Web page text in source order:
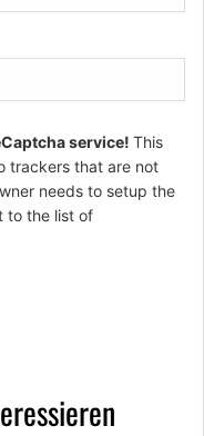
service! This
trackers that are not
needs to setup the
to the list of